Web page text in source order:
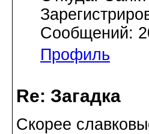
Сообщений:
Профиль
Re: Загадка
Скорее